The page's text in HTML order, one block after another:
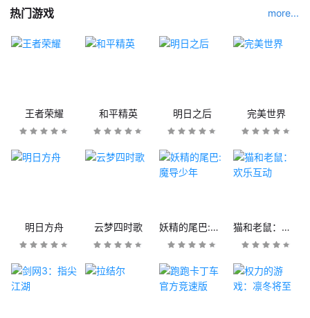
热门游戏 more...
王者荣耀 和平精英 明日之后 完美世界
明日方舟 云梦四时歌 妖精的尾巴:魔导少年 猫和老鼠：欢乐互动